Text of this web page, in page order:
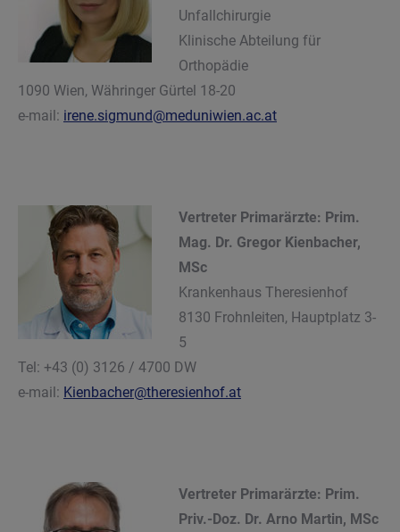
Unfallchirurgie
Klinische Abteilung für
Orthopädie
1090 Wien, Währinger Gürtel 18-20
e-mail: irene.sigmund@meduniwien.ac.at
Vertreter Primarärzte: Prim.
Mag. Dr. Gregor Kienbacher,
MSc
Krankenhaus Theresienhof
8130 Frohnleiten, Hauptplatz 3-
5
Tel: +43 (0) 3126 / 4700 DW
e-mail: Kienbacher@theresienhof.at
Vertreter Primarärzte: Prim.
Priv.-Doz. Dr. Arno Martin, MSc